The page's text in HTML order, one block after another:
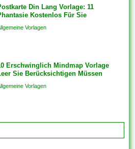
Din Lang Vorlage: 11
Kostenlos Für Sie
Vorlagen
Erschwinglich Mindmap Vorlage
Sie Berücksichtigen Müssen
Vorlagen